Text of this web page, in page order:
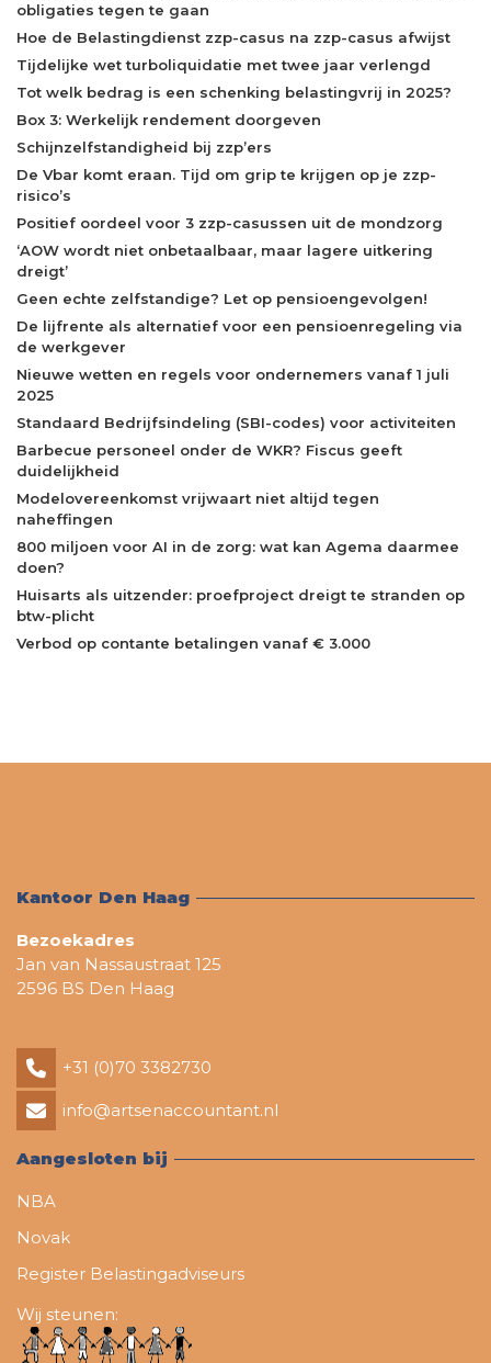
obligaties tegen te gaan
Hoe de Belastingdienst zzp-casus na zzp-casus afwijst
Tijdelijke wet turboliquidatie met twee jaar verlengd
Tot welk bedrag is een schenking belastingvrij in 2025?
Box 3: Werkelijk rendement doorgeven
Schijnzelfstandigheid bij zzp’ers
De Vbar komt eraan. Tijd om grip te krijgen op je zzp-
risico’s
Positief oordeel voor 3 zzp-casussen uit de mondzorg
‘AOW wordt niet onbetaalbaar, maar lagere uitkering
dreigt’
Geen echte zelfstandige? Let op pensioengevolgen!
De lijfrente als alternatief voor een pensioenregeling via
de werkgever
Nieuwe wetten en regels voor ondernemers vanaf 1 juli
2025
Standaard Bedrijfsindeling (SBI-codes) voor activiteiten
Barbecue personeel onder de WKR? Fiscus geeft
duidelijkheid
Modelovereenkomst vrijwaart niet altijd tegen
naheffingen
800 miljoen voor AI in de zorg: wat kan Agema daarmee
doen?
Huisarts als uitzender: proefproject dreigt te stranden op
btw-plicht
Verbod op contante betalingen vanaf € 3.000
Kantoor Den Haag
Bezoekadres
Jan van Nassaustraat 125
2596 BS Den Haag
+31 (0)70 3382730
info@artsenaccountant.nl
Aangesloten bij
NBA
Novak
Register Belastingadviseurs
Wij steunen: